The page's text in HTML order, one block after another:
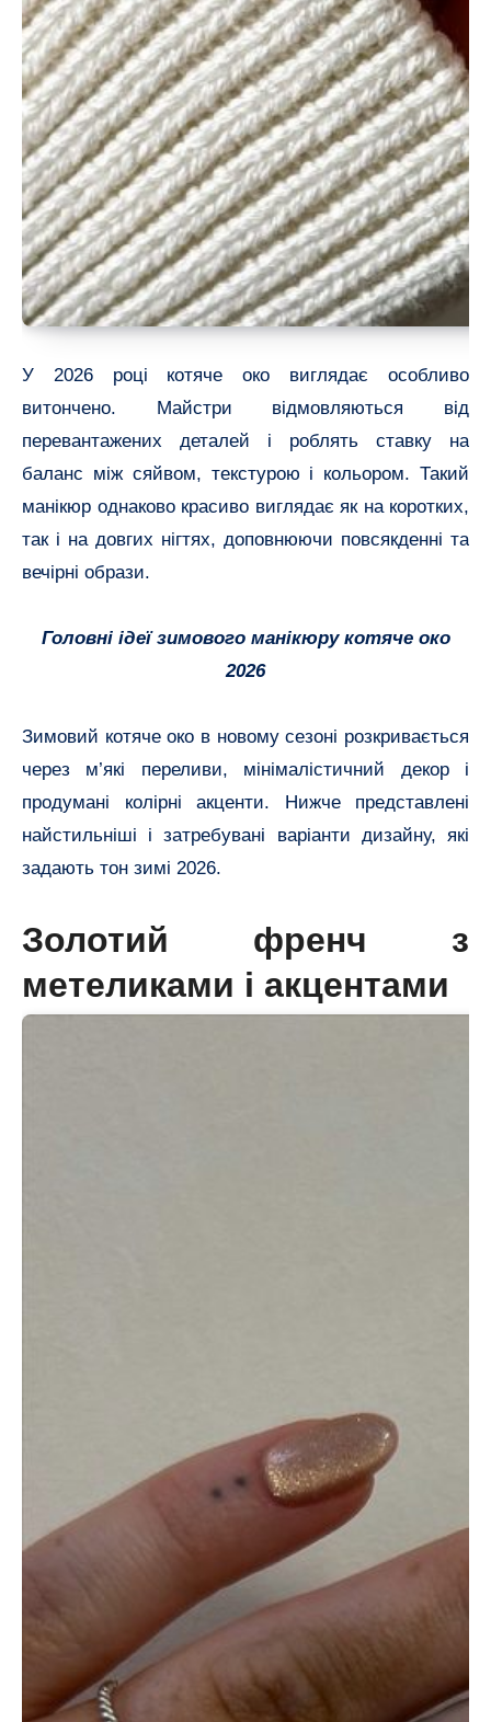
У 2026 році котяче око виглядає особливо
витончено. Майстри відмовляються від
перевантажених деталей і роблять ставку на
баланс між сяйвом, текстурою і кольором. Такий
манікюр однаково красиво виглядає як на коротких,
так і на довгих нігтях, доповнюючи повсякденні та
вечірні образи.
Головні ідеї зимового манікюру котяче око
2026
Зимовий котяче око в новому сезоні розкривається
через м’які переливи, мінімалістичний декор і
продумані колірні акценти. Нижче представлені
найстильніші і затребувані варіанти дизайну, які
задають тон зимі 2026.
Золотий френч з
метеликами і акцентами